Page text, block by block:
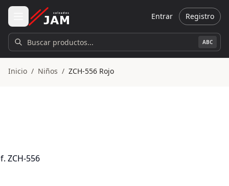
Ir al contenido principal
Entrar Registro
Buscar productos... ABC
Inicio / Niños / ZCH-556 Rojo